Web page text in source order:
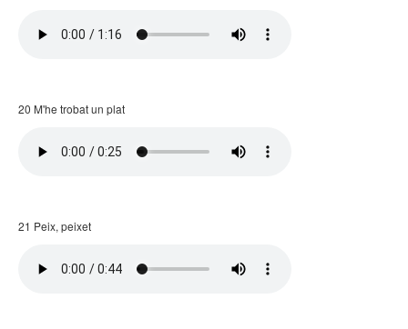
20 M'he trobat un plat
21 Peix, peixet